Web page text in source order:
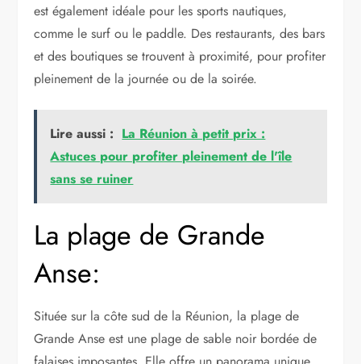
est également idéale pour les sports nautiques,
comme le surf ou le paddle. Des restaurants, des bars
et des boutiques se trouvent à proximité, pour profiter
pleinement de la journée ou de la soirée.
Lire aussi : La Réunion à petit prix :
Astuces pour profiter pleinement de l'île
sans se ruiner
La plage de Grande
Anse:
Située sur la côte sud de la Réunion, la plage de
Grande Anse est une plage de sable noir bordée de